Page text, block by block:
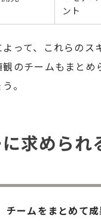
ント
って、これらのス
のチームもまとめ
。
求められ
チームをまとめて